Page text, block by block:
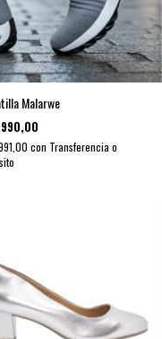
Malarwe
con Transferencia o